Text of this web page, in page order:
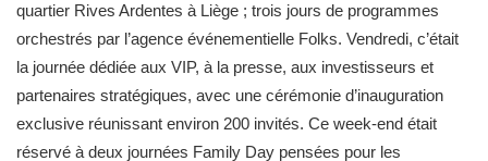
quartier Rives Ardentes à Liège ; trois jours de programmes
orchestrés par l’agence événementielle Folks. Vendredi, c’était
la journée dédiée aux VIP, à la presse, aux investisseurs et
partenaires stratégiques, avec une cérémonie d’inauguration
exclusive réunissant environ 200 invités. Ce week-end était
réservé à deux journées Family Day pensées pour les